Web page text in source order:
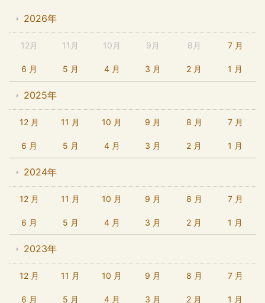
2026年
12月 11月 10月 9月 8月 7 月
6 月 5 月 4 月 3 月 2 月 1 月
2025年
12 月 11 月 10 月 9 月 8 月 7 月
6 月 5 月 4 月 3 月 2 月 1 月
2024年
12 月 11 月 10 月 9 月 8 月 7 月
6 月 5 月 4 月 3 月 2 月 1 月
2023年
12 月 11 月 10 月 9 月 8 月 7 月
6 月 5 月 4 月 3 月 2 月 1 月